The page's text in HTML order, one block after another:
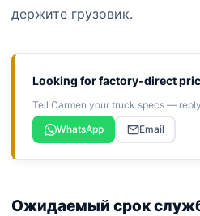
держите грузовик.
Looking for factory-direct
Tell Carmen your truck specs —
WhatsApp
Email
Ожидаемый срок